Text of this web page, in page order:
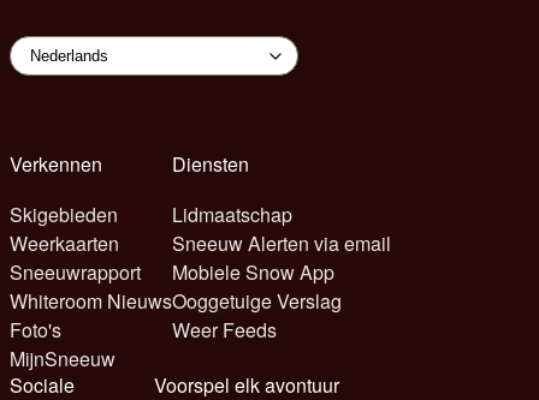
Verkennen
Skigebieden
Weerkaarten
Sneeuwrapport
Whiteroom Nieuws
Foto's
MijnSneeuw
Diensten
Lidmaatschap
Sneeuw Alerten via email
Mobiele Snow App
Ooggetuige Verslag
Weer Feeds
Sociale
Voorspel elk avontuur